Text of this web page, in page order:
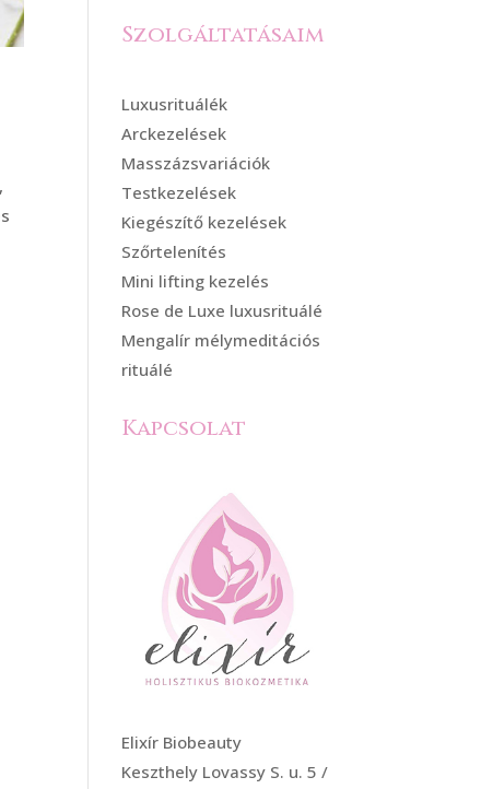
Szolgáltatásaim
Luxusrituálék
Arckezelések
Masszázsvariációk
Testkezelések
Kiegészítő kezelések
Szőrtelenítés
Mini lifting kezelés
Rose de Luxe luxusrituálé
Mengalír mélymeditációs
rituálé
Kapcsolat
Elixír Biobeauty
Keszthely Lovassy S. u. 5 /